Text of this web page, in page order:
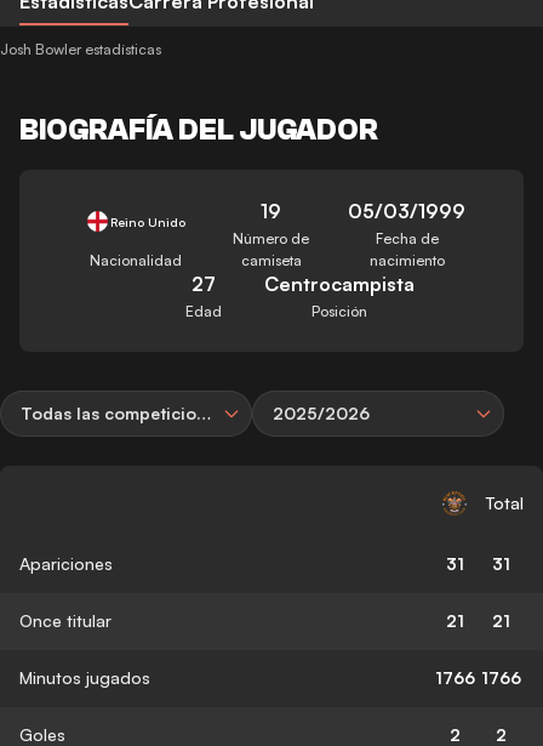
Josh Bowler estadísticas
BIOGRAFÍA DEL JUGADOR
Reino Unido
Nacionalidad
19
Número de
camiseta
05/03/1999
Fecha de
nacimiento
27
Edad
Centrocampista
Posición
Todas las competiciones 2025/2026
Total
Apariciones 31 31
Once titular 21 21
Minutos jugados 1766 1766
Goles 2 2